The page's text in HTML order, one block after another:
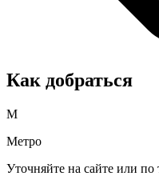
Как добраться
М
Метро
Уточняйте на сайте или по